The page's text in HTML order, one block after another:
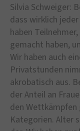
Silvia Schweiger:
dass wirklich
haben
gemacht haben,
Wir haben auch
Privatstunden
akrobatisch aus.
der Anteil an
den Wettkämpfen
Kategorien. Alter